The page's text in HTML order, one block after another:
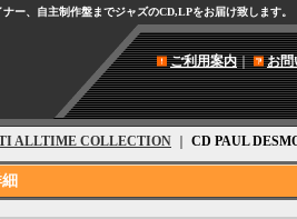
ー、自主制作盤までジャズのCD,LPをお届け致します。
ご利用案内｜ お問
ALLTIME COLLECTION CD PAUL